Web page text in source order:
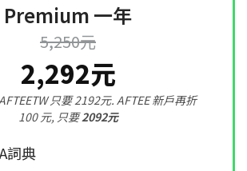
Premium 一年
5,250元
2,292元
只要 2192元. AFTEE 新戶再折
100 元, 只要2092元
詞典